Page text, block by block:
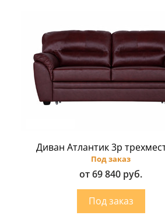
Диван Атлантик 3p
Под заказ
от 69 840 руб.